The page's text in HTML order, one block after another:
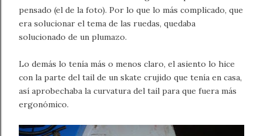
pensado (el de la foto). Por lo que lo más complicado, que
era solucionar el tema de las ruedas, quedaba
solucionado de un plumazo.
Lo demás lo tenía más o menos claro, el asiento lo hice
con la parte del tail de un skate crujido que tenía en casa,
así aprobechaba la curvatura del tail para que fuera más
ergonómico.